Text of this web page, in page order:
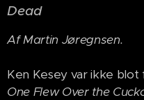
Dead
Af Martin Jøregnsen.
Ken Kesey var ikke
One Flew Over the